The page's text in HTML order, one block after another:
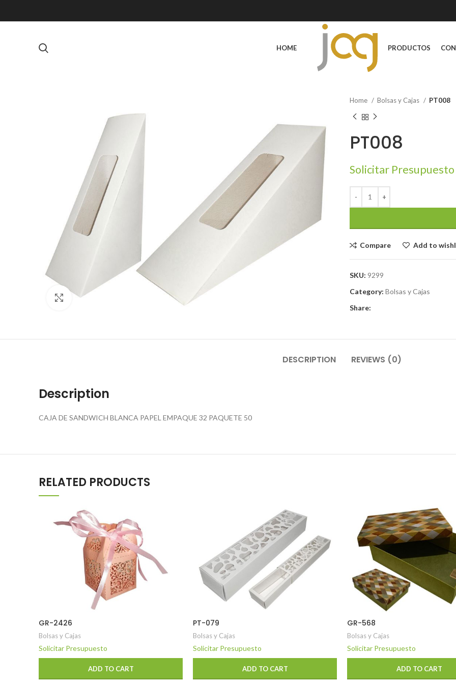
HOME PRODUCTOS
Click to enlarge
Home Bolsas y Cajas PT008
PT008
Solicitar Presupuesto
Compare Add to
SKU: 9299
Category: Bolsas y Cajas
Share:
DESCRIPTION REVIEWS (0)
Description
CAJA DE SANDWICH BLANCA PAPEL EMPAQUE 32 PAQUETE 50
RELATED PRODUCTS
GR-2426
Bolsas y Cajas
Solicitar Presupuesto
ADD TO CART
PT-079
Bolsas y Cajas
Solicitar Presupuesto
ADD TO CART
GR-568
Bolsas y Cajas
Solicitar Presupuesto
ADD TO CART